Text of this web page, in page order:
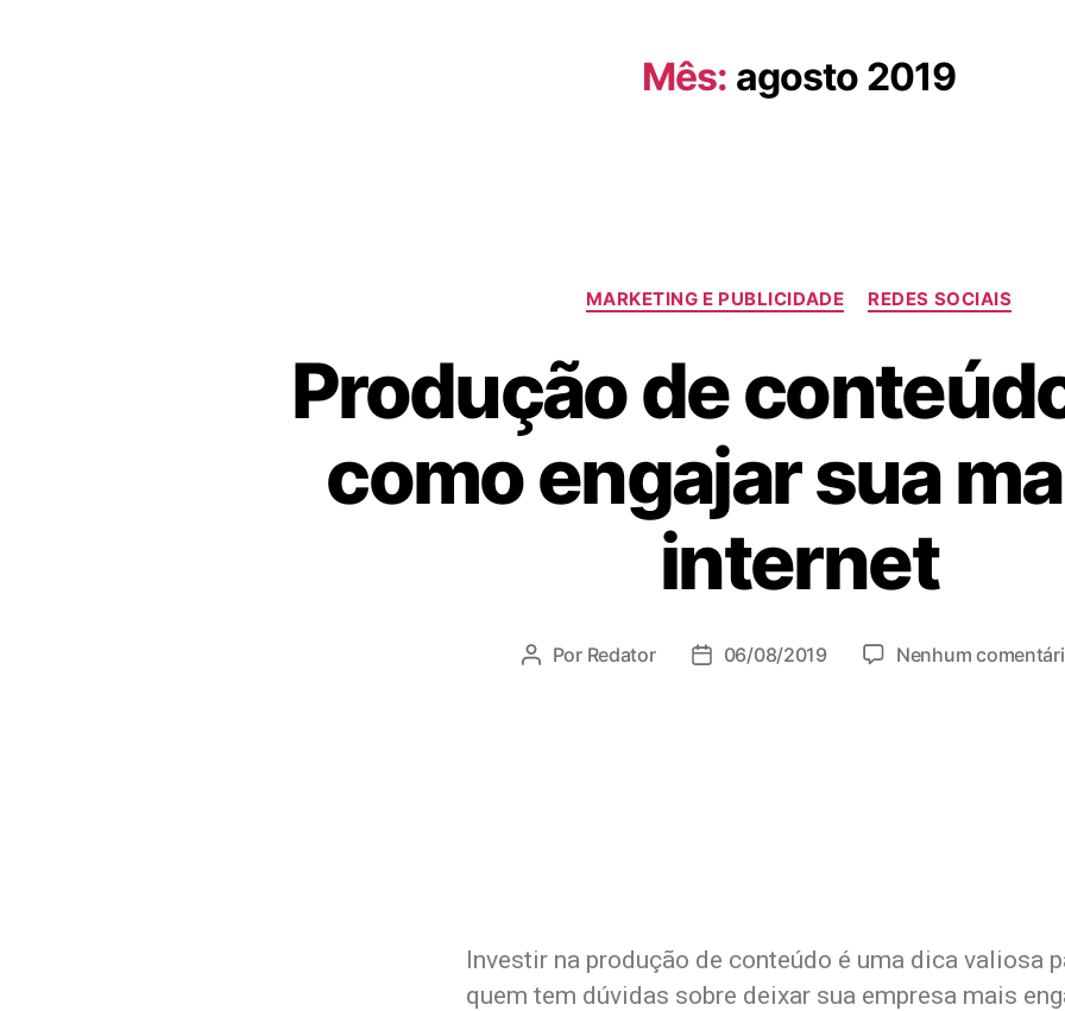
Mês: agosto 2019
MARKETING E PUBLICIDADE REDES SOCIAIS
Produção de
como engajar sua
internet
Por Redator 06/08/2019 Nenhum
Investir na produção de conteúdo é uma dica valiosa
quem tem dúvidas sobre deixar sua empresa mais